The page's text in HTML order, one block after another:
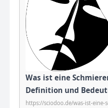
Was ist eine
Definition und
https://sciodoo.de/was-ist-